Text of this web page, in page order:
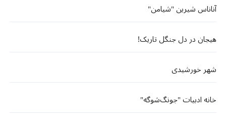
آناناس شیرین "شیامن"
هیجان در دل جنگل تاریک!
شهر خورشیدی
خانه ادبیات "جونگ‌شوگه"